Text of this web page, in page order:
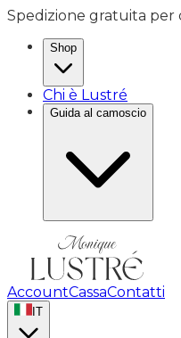
Spedizione gratuita per
Shop
Chi è Lustré
Guida al camoscio
AccountCassaContatti
IT